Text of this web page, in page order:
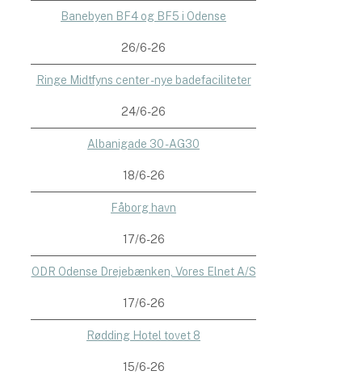
Banebyen BF4 og BF5 i Odense
26/6-26
Ringe Midtfyns center - nye badefaciliteter
24/6-26
Albanigade 30 - AG30
18/6-26
Fåborg havn
17/6-26
ODR Odense Drejebænken, Vores Elnet A/S
17/6-26
Rødding Hotel tovet 8
15/6-26